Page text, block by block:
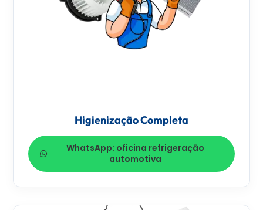
Higienização Completa
WhatsApp: oficina refrigeração
automotiva